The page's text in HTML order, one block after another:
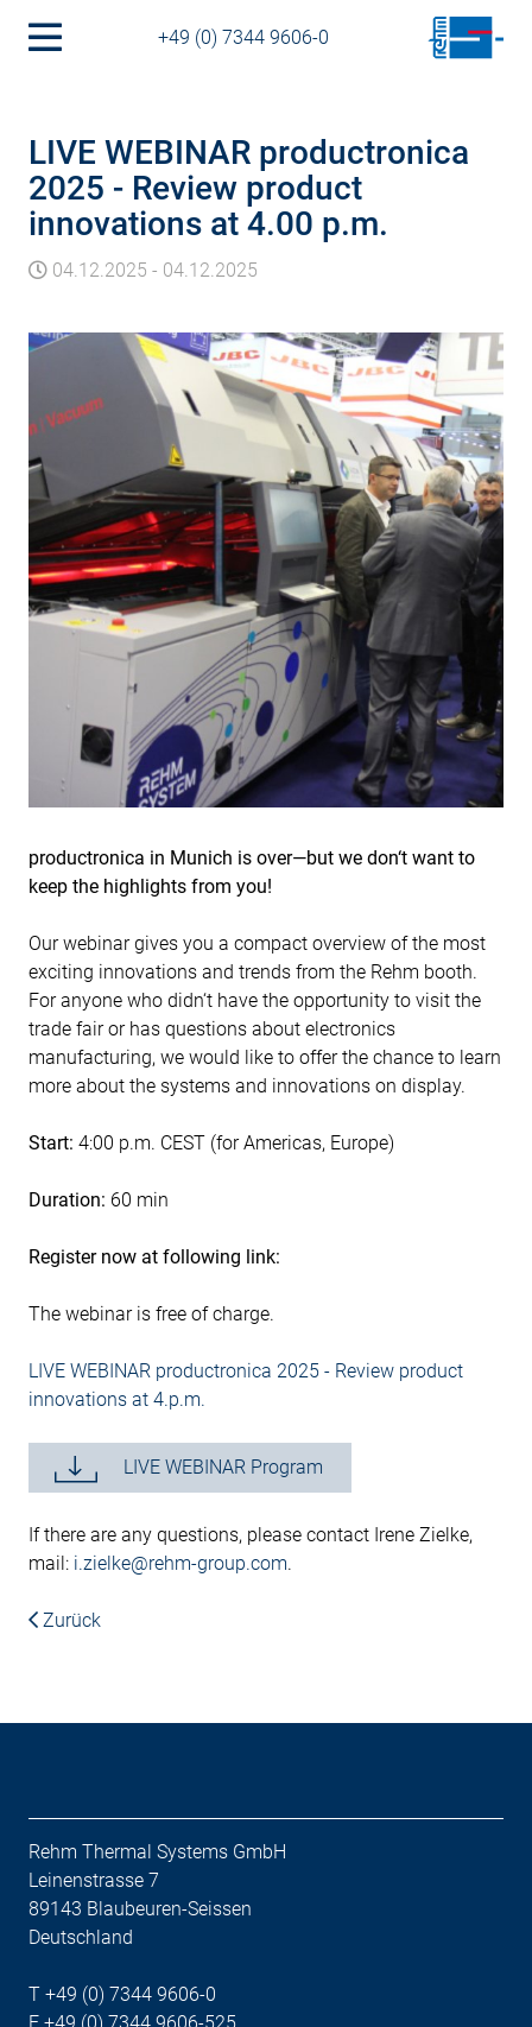
+49 (0) 7344 9606-0
LIVE WEBINAR productronica
2025 - Review product
innovations at 4.00 p.m.
04.12.2025 - 04.12.2025
productronica in Munich is over—but we don‘t want to
keep the highlights from you!
Our webinar gives you a compact overview of the most
exciting innovations and trends from the Rehm booth.
For anyone who didn‘t have the opportunity to visit the
trade fair or has questions about electronics
manufacturing, we would like to offer the chance to learn
more about the systems and innovations on display.
Start: 4:00 p.m. CEST (for Americas, Europe)
Duration: 60 min
Register now at following link:
The webinar is free of charge.
LIVE WEBINAR productronica 2025 - Review product
innovations at 4.p.m.
LIVE WEBINAR Program
If there are any questions, please contact Irene Zielke,
mail: i.zielke@rehm-group.com.
Zurück
Rehm Thermal Systems GmbH
Leinenstrasse 7
89143 Blaubeuren-Seissen
Deutschland
T +49 (0) 7344 9606-0